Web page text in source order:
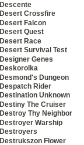
Descente
Desert Crossfire
Desert Falcon
Desert Quest
Desert Race
Desert Survival Test
Designer Genes
Deskorolka
Desmond's Dungeon
Despatch Rider
Destination Unknown
Destiny The Cruiser
Destroy Thy Neighbor
Destroyer Warship
Destroyers
Destrukszon Flower